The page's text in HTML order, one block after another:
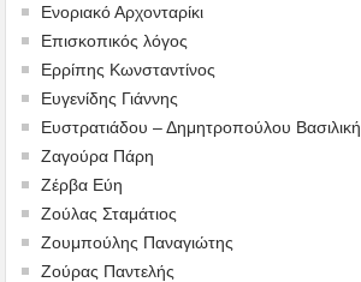
Ενοριακό Αρχονταρίκι
Επισκοπικός λόγος
Ερρίπης Κωνσταντίνος
Ευγενίδης Γιάννης
Ευστρατιάδου – Δημητροπούλου Βασιλική
Ζαγούρα Πάρη
Ζέρβα Εύη
Ζούλας Σταμάτιος
Ζουμπούλης Παναγιώτης
Ζούρας Παντελής